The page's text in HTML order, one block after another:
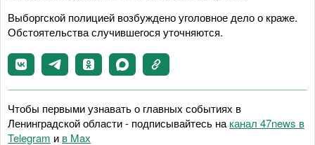
Выборгской полицией возбуждено уголовное дело о краже.
Обстоятельства случившегося уточняются.
Чтобы первыми узнавать о главных событиях в
Ленинградской области - подписывайтесь на канал 47news в
Telegram и в Maх